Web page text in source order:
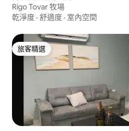
Rigo Tovar 牧場
乾淨度 · 舒適度 · 室內空間
旅客精選
旅客精選